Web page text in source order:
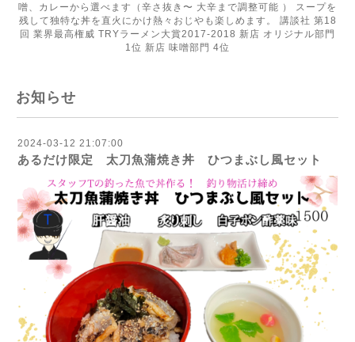
噌、カレーから選べます（辛さ抜き〜 大辛まで調整可能 ） スープを
残して独特な丼を直火にかけ熱々おじやも楽しめます。 講談社 第18
回 業界最高権威 TRYラーメン大賞2017-2018 新店 オリジナル部門
1位 新店 味噌部門 4位
お知らせ
2024-03-12 21:07:00
あるだけ限定 太刀魚蒲焼き丼 ひつまぶし風セット